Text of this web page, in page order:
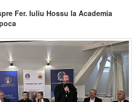
Fer. Iuliu Hossu la Academia